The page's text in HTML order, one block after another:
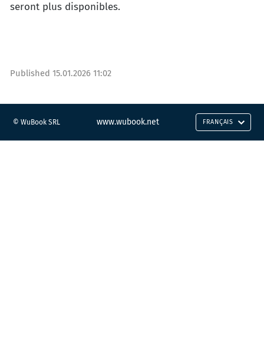
seront plus disponibles.
Published 15.01.2026 11:02
© WuBook SRL www.wubook.net FRANÇAIS